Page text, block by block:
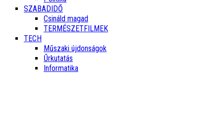
SZABADIDŐ
Csináld magad
TERMÉSZETFILMEK
TECH
Műszaki újdonságok
Űrkutatás
Informatika